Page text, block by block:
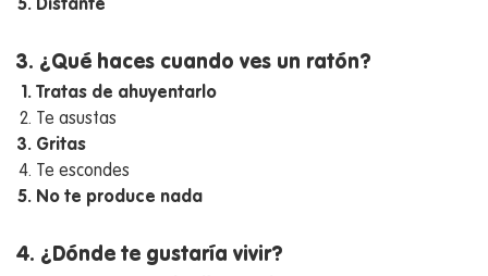
Distante
3. ¿Qué haces cuando ves un ratón?
Tratas de ahuyentarlo
Te asustas
Gritas
Te escondes
No te produce nada
4. ¿Dónde te gustaría vivir?